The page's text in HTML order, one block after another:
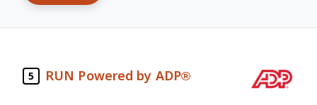
5 RUN Powered by ADP®